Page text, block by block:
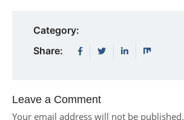
Category:
Share:
Leave a Comment
Your email address will not be published.